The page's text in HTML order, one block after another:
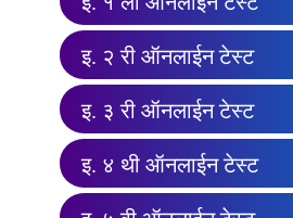
इ. २ री ऑनलाईन टेस्ट
इ. ३ री ऑनलाईन टेस्ट
इ. ४ थी ऑनलाईन टेस्ट